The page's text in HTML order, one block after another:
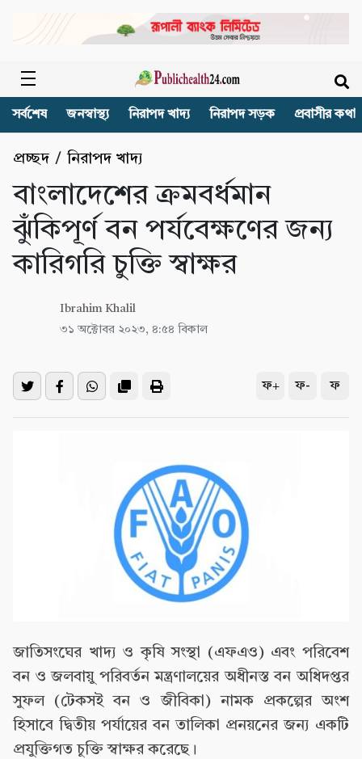
সর্বশেষ জনস্বাস্থ্য নিরাপদ খাদ্য নিরাপদ সড়ক প্রবাসীর কথা
প্রচ্ছদ /নিরাপদ খাদ্য
বাংলাদেশের ক্রমবর্ধমান
ঝুঁকিপূর্ণ বন পর্যবেক্ষণের জন্য
কারিগরি চুক্তি স্বাক্ষর
Ibrahim Khalil
৩১ অক্টোবর ২০২৩, ৪:৫৪ বিকাল
ফ+ ফ- ফ
জাতিসংঘের খাদ্য ও কৃষি সংস্থা (এফএও) এবং পরিবেশ
বন ও জলবায়ু পরিবর্তন মন্ত্রণালয়ের অধীনস্ত বন অধিদপ্তর
সুফল (টেকসই বন ও জীবিকা) নামক প্রকল্পের অংশ
হিসাবে দ্বিতীয় পর্যায়ের বন তালিকা প্রনয়নের জন্য একটি
প্রযুক্তিগত চুক্তি স্বাক্ষর করেছে।